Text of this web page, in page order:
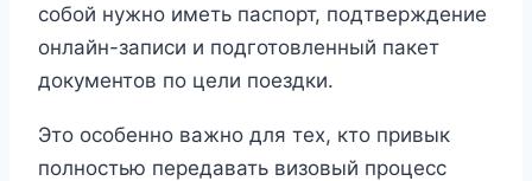
собой нужно иметь паспорт, подтверждение
онлайн-записи и подготовленный пакет
документов по цели поездки.
Это особенно важно для тех, кто привык
полностью передавать визовый процесс